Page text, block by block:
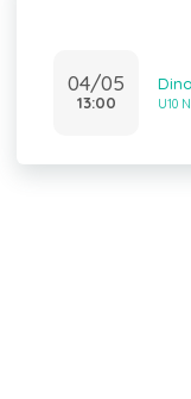
04/05
13:00 U10